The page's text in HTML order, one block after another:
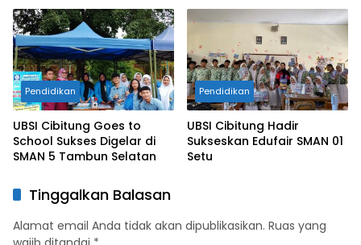
Pendidikan
UBSI Cibitung Goes to
School Sukses Digelar di
SMAN 5 Tambun Selatan
Pendidikan
UBSI Cibitung Hadir
Sukseskan Edufair SMAN 01
Setu
Tinggalkan Balasan
Alamat email Anda tidak akan dipublikasikan. Ruas yang